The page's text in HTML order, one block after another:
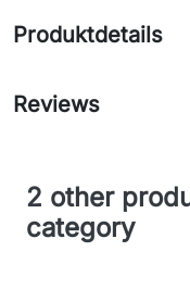
Produktdetails
Reviews
2 other
category